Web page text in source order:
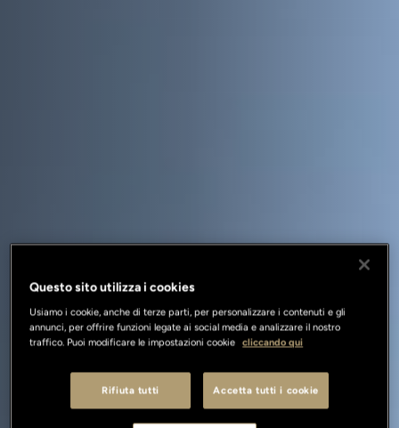
Questo sito utilizza i cookies
Usiamo i cookie, anche di terze parti, per personalizzare i contenuti e gli
annunci, per offrire funzioni legate ai social media e analizzare il nostro
traffico. Puoi modificare le impostazioni cookie cliccando qui
Rifiuta tutti Accetta tutti i cookie